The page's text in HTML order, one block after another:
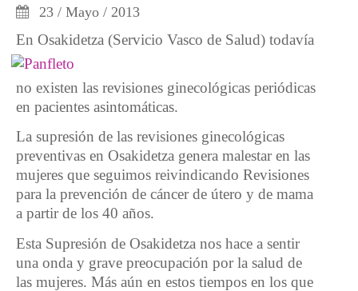
23 / Mayo / 2013
En Osakidetza (Servicio Vasco de Salud) todavía
no existen las revisiones ginecológicas periódicas
en pacientes asintomáticas.
La supresión de las revisiones ginecológicas
preventivas en Osakidetza genera malestar en las
mujeres que seguimos reivindicando Revisiones
para la prevención de cáncer de útero y de mama
a partir de los 40 años.
Esta Supresión de Osakidetza nos hace a sentir
una onda y grave preocupación por la salud de
las mujeres. Más aún en estos tiempos en los que